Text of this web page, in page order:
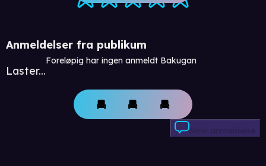
Anmeldelser fra publikum
Laster...
Foreløpig har ingen anmeldt Bakugan
Skriv anmeldelse